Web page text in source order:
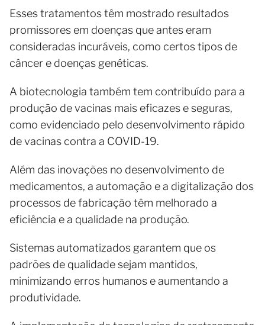
Esses tratamentos têm mostrado resultados
promissores em doenças que antes eram
consideradas incuráveis, como certos tipos de
câncer e doenças genéticas.
A biotecnologia também tem contribuído para a
produção de vacinas mais eficazes e seguras,
como evidenciado pelo desenvolvimento rápido
de vacinas contra a COVID-19.
Além das inovações no desenvolvimento de
medicamentos, a automação e a digitalização dos
processos de fabricação têm melhorado a
eficiência e a qualidade na produção.
Sistemas automatizados garantem que os
padrões de qualidade sejam mantidos,
minimizando erros humanos e aumentando a
produtividade.